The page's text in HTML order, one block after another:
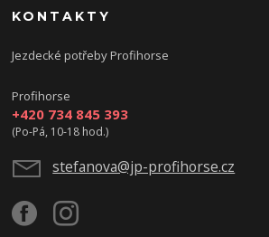
KONTAKTY
Jezdecké potřeby Profihorse
Profihorse
+420 734 845 393
(Po-Pá, 10-18 hod.)
stefanova@jp-profihorse.cz